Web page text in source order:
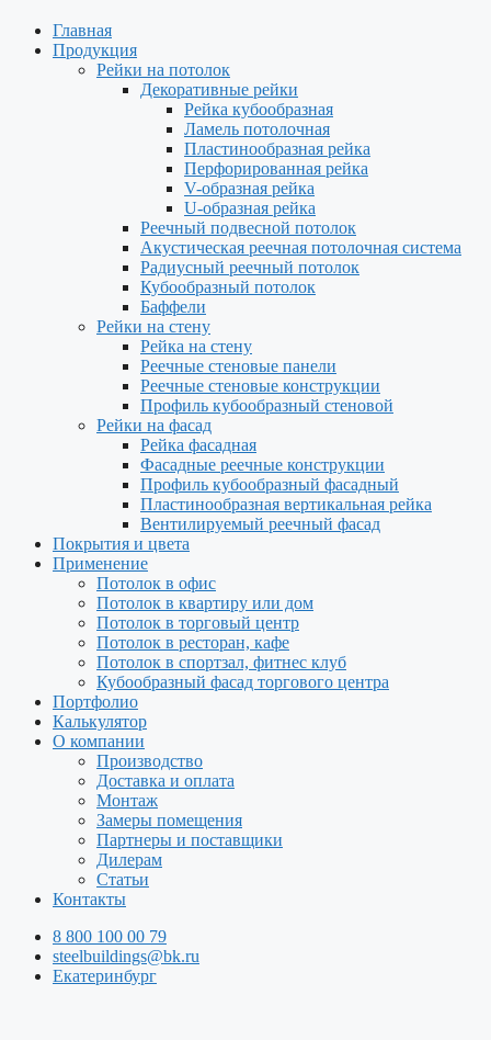
Главная
Продукция
Рейки на потолок
Декоративные рейки
Рейка кубообразная
Ламель потолочная
Пластинообразная рейка
Перфорированная рейка
V-образная рейка
U-образная рейка
Реечный подвесной потолок
Акустическая реечная потолочная система
Радиусный реечный потолок
Кубообразный потолок
Баффели
Рейки на стену
Рейка на стену
Реечные стеновые панели
Реечные стеновые конструкции
Профиль кубообразный стеновой
Рейки на фасад
Рейка фасадная
Фасадные реечные конструкции
Профиль кубообразный фасадный
Пластинообразная вертикальная рейка
Вентилируемый реечный фасад
Покрытия и цвета
Применение
Потолок в офис
Потолок в квартиру или дом
Потолок в торговый центр
Потолок в ресторан, кафе
Потолок в спортзал, фитнес клуб
Кубообразный фасад торгового центра
Портфолио
Калькулятор
О компании
Производство
Доставка и оплата
Монтаж
Замеры помещения
Партнеры и поставщики
Дилерам
Статьи
Контакты
8 800 100 00 79
steelbuildings@bk.ru
Екатеринбург